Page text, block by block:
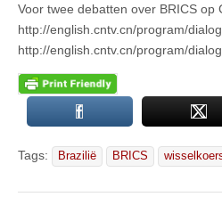
Voor twee debatten over BRICS op
http://english.cntv.cn/program/
http://english.cntv.cn/program/
Tags: Brazilië BRICS